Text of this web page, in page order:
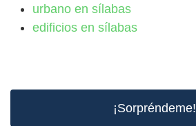
urbano en sílabas
edificios en sílabas
¡Sorpréndeme!